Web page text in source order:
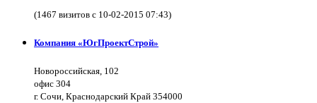
(1467 визитов с 10-02-2015 07:43)
Компания «ЮгПроектСтрой»
Новороссийская, 102
офис 304
г. Сочи, Краснодарский Край 354000